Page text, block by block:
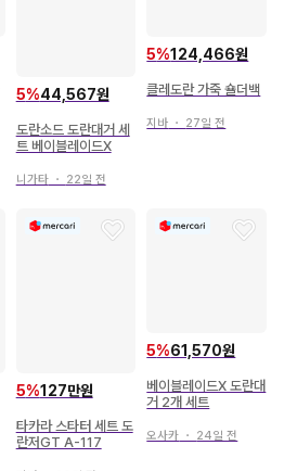
5%44,567원
도란소드 도란대거 세
트 베이블레이드X
니가타・ 22일 전
5%124,466원
클레도란 가죽 숄더백
지바 ・ 27일 전
5%127만원
타카라 스타터 세트 도
란저GT A-117
5%61,570원
베이블레이드X 도란대
거 2개 세트
오사카 ・ 24일 전